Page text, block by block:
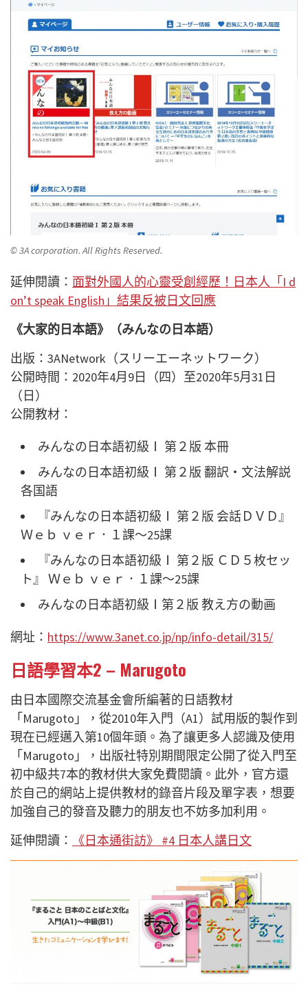
© 3A corporation. All Rights Reserved.
延伸閱讀： 面對外國人的心靈受創經歷！日本人「I d
on’t speak English」結果反被日文回應
《大家的日本語》（みんなの日本語）
出版：3ANetwork（スリーエーネットワーク）
公開時間：2020年4月9日（四）至2020年5月31日
（日）
公開教材：
みんなの日本語初級Ⅰ 第２版 本冊
みんなの日本語初級Ⅰ 第２版 翻訳・文法解説
各国語
『みんなの日本語初級Ⅰ 第２版 会話ＤＶＤ』
Ｗｅｂ ｖｅｒ．１課～25課
『みんなの日本語初級Ⅰ 第２版 ＣＤ５枚セッ
ト』 Ｗｅｂ ｖｅｒ．１課～25課
みんなの日本語初級Ⅰ第２版 教え方の動画
網址： https://www.3anet.co.jp/np/info-detail/315/
日語學習本2 – Marugoto
由日本國際交流基金會所編著的日語教材
「Marugoto」，從2010年入門（A1）試用版的製作到
現在已經邁入第10個年頭。為了讓更多人認識及使用
「Marugoto」，出版社特別期間限定公開了從入門至
初中級共7本的教材供大家免費閱讀。此外，官方還
於自己的網站上提供教材的錄音片段及單字表，想要
加強自己的發音及聽力的朋友也不妨多加利用。
延伸閱讀：
《日本通街訪》 #4 日本人講日文